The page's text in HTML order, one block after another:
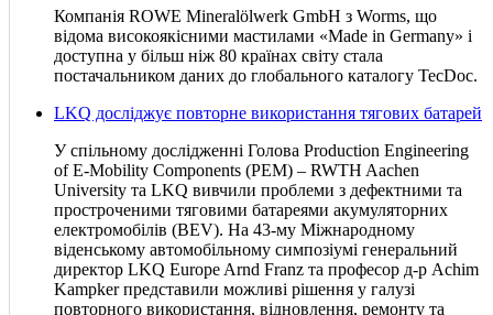
Компанія ROWE Mineralölwerk GmbH з Worms, що
відома високоякісними мастилами «Made in Germany» і
доступна у більш ніж 80 країнах світу стала
постачальником даних до глобального каталогу TecDoc.
LKQ досліджує повторне використання тягових батарей
У спільному дослідженні Голова Production Engineering
of E-Mobility Components (PEM) – RWTH Aachen
University та LKQ вивчили проблеми з дефектними та
простроченими тяговими батареями акумуляторних
електромобілів (BEV). На 43-му Міжнародному
віденському автомобільному симпозіумі генеральний
директор LKQ Europe Arnd Franz та професор д-р Achim
Kampker представили можливі рішення у галузі
повторного використання, відновлення, ремонту та